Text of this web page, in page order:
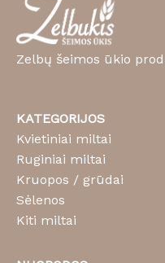
Zelbų šeimos ūkio
KATEGORIJOS
Kvietiniai miltai
Ruginiai miltai
Kruopos / grūdai
Sėlenos
Kiti miltai